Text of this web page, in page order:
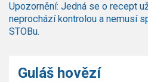
Polévky
Studená kuchyně
Bezmasé a zeleninové
Upozornění: Jedná se o recept
neprochází kontrolou a nemusí
STOBu.
Guláš hovězí